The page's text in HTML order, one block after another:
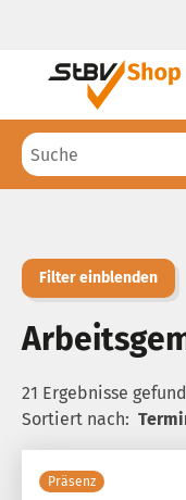
Filter einblenden
21 Ergebnisse
Sortiert nach:
Präsenz